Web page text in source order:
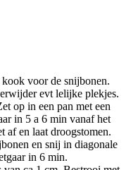
voor de snijbonen.
evt lelijke plekjes.
op in een pan met een
in 5 a 6 min vanaf het
af en laat droogstomen.
en snij in diagonale
in 6 min.